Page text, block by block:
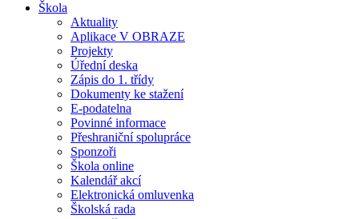
Škola
Aktuality
Aplikace V OBRAZE
Projekty
Úřední deska
Zápis do 1. třídy
Dokumenty ke stažení
E-podatelna
Povinné informace
Přeshraniční spolupráce
Sponzoři
Škola online
Kalendář akcí
Elektronická omluvenka
Školská rada